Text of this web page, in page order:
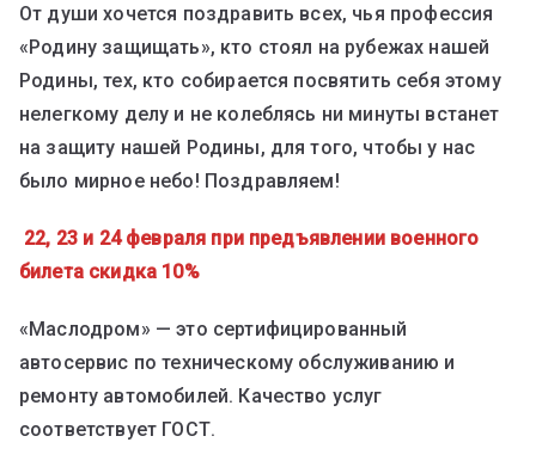
От души хочется поздравить всех, чья профессия
«Родину защищать», кто стоял на рубежах нашей
Родины, тех, кто собирается посвятить себя этому
нелегкому делу и не колеблясь ни минуты встанет
на защиту нашей Родины, для того, чтобы у нас
было мирное небо! Поздравляем!
22, 23 и 24 февраля при предъявлении военного
билета скидка 10%
«Маслодром» — это сертифицированный
автосервис по техническому обслуживанию и
ремонту автомобилей. Качество услуг
соответствует ГОСТ.